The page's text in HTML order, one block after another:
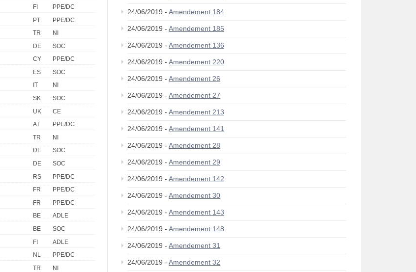
FI
PPE/DC
PT
PPE/DC
TR
NI
DE
SOC
CY
PPE/DC
ES
SOC
IT
NI
SK
SOC
UK
CE
AT
PPE/DC
TR
NI
DE
SOC
DE
SOC
RS
PPE/DC
FR
PPE/DC
FR
PPE/DC
BE
ADLE
BE
SOC
FI
ADLE
NL
PPE/DC
TR
NI
24/06/2019 - Amendement 184
24/06/2019 - Amendement 185
24/06/2019 - Amendement 136
24/06/2019 - Amendement 220
24/06/2019 - Amendement 26
24/06/2019 - Amendement 27
24/06/2019 - Amendement 213
24/06/2019 - Amendement 141
24/06/2019 - Amendement 28
24/06/2019 - Amendement 29
24/06/2019 - Amendement 142
24/06/2019 - Amendement 30
24/06/2019 - Amendement 143
24/06/2019 - Amendement 148
24/06/2019 - Amendement 31
24/06/2019 - Amendement 32